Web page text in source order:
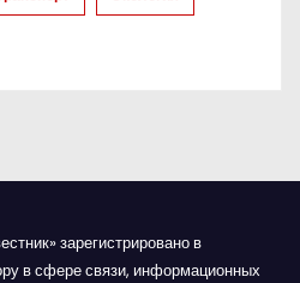
зарегистрировано в
в сфере связи, информационных